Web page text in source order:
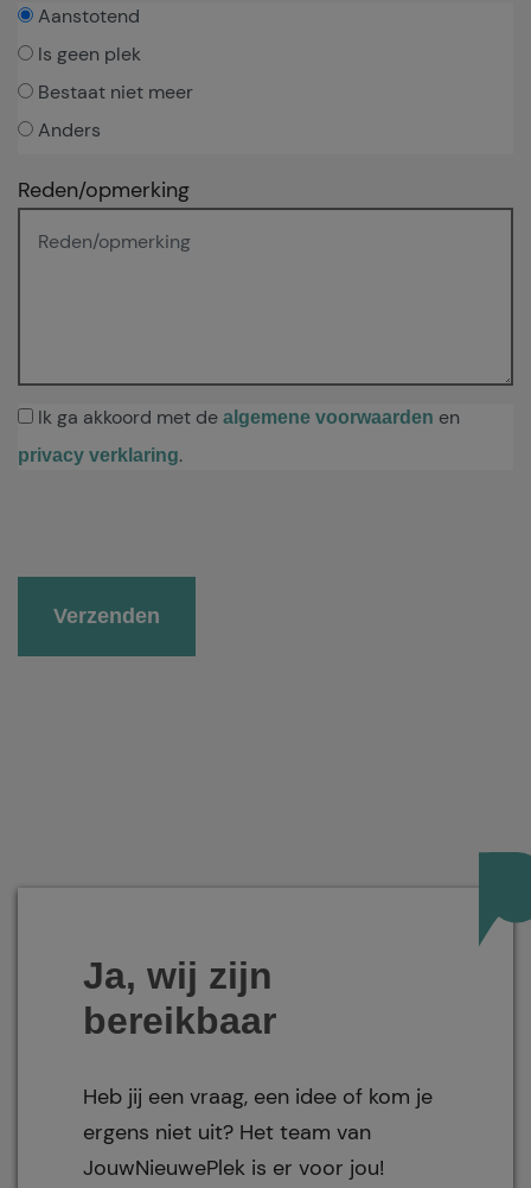
Aanstotend
Is geen plek
Bestaat niet meer
Anders
Reden/opmerking
Ik ga akkoord met de algemene voorwaarden en
privacy verklaring.
Ja, wij zijn
bereikbaar
Heb jij een vraag, een idee of kom je
ergens niet uit? Het team van
JouwNieuwePlek is er voor jou!